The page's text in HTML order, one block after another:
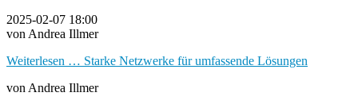
2025-02-07 18:00
von Andrea Illmer
Weiterlesen … Starke Netzwerke für umfassende Lösungen
von Andrea Illmer